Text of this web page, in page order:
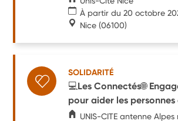
À partir du 20 octobre
Nice (06100)
SOLIDARITÉ
💻Les Connectés🌐
pour aider les personnes
UNIS-CITE antenne